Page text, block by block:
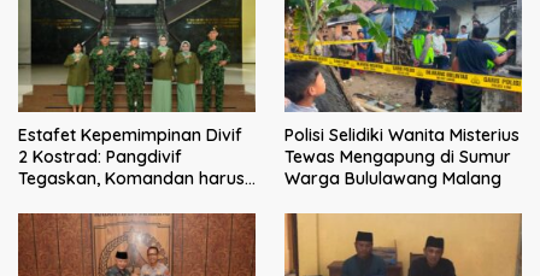
Estafet Kepemimpinan Divif
2 Kostrad: Pangdivif
Tegaskan, Komandan harus
dan solusi bagi prajurit
Polisi Selidiki Wanita Misterius
Tewas Mengapung di Sumur
Warga Bululawang Malang